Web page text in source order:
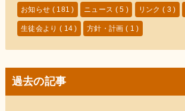
お知らせ ( 181 ) ニュース ( 5 ) リンク ( 3 )
生徒会より ( 14 ) 方針・計画( 1 )
過去の記事